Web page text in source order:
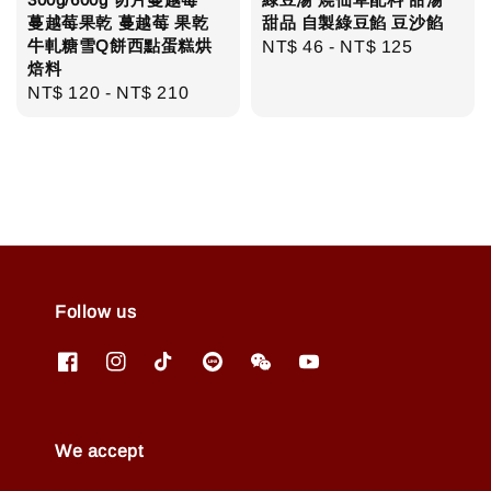
蔓越莓果乾 蔓越莓 果乾
牛軋糖雪Q餅西點蛋糕烘
焙料
Regular
NT$ 120 - NT$ 210
甜品 自製綠豆餡 豆沙餡
Regular
NT$ 46 - NT$ 125
Follow us
We accept